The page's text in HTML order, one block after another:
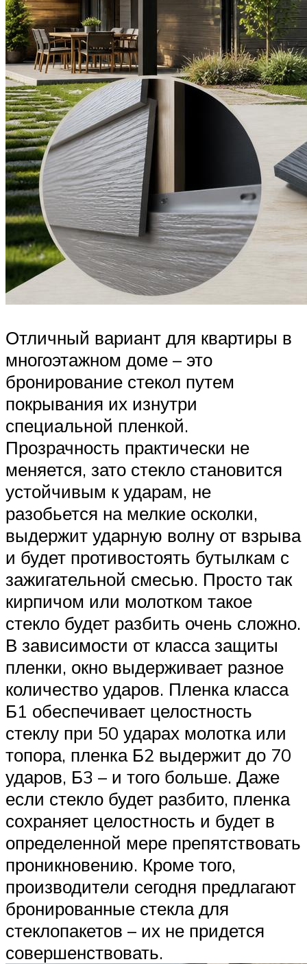
Отличный вариант для квартиры в
многоэтажном доме – это
бронирование стекол путем
покрывания их изнутри
специальной пленкой.
Прозрачность практически не
меняется, зато стекло становится
устойчивым к ударам, не
разобьется на мелкие осколки,
выдержит ударную волну от взрыва
и будет противостоять бутылкам с
зажигательной смесью. Просто так
кирпичом или молотком такое
стекло будет разбить очень сложно.
В зависимости от класса защиты
пленки, окно выдерживает разное
количество ударов. Пленка класса
Б1 обеспечивает целостность
стеклу при 50 ударах молотка или
топора, пленка Б2 выдержит до 70
ударов, Б3 – и того больше. Даже
если стекло будет разбито, пленка
сохраняет целостность и будет в
определенной мере препятствовать
проникновению. Кроме того,
производители сегодня предлагают
бронированные стекла для
стеклопакетов – их не придется
совершенствовать.